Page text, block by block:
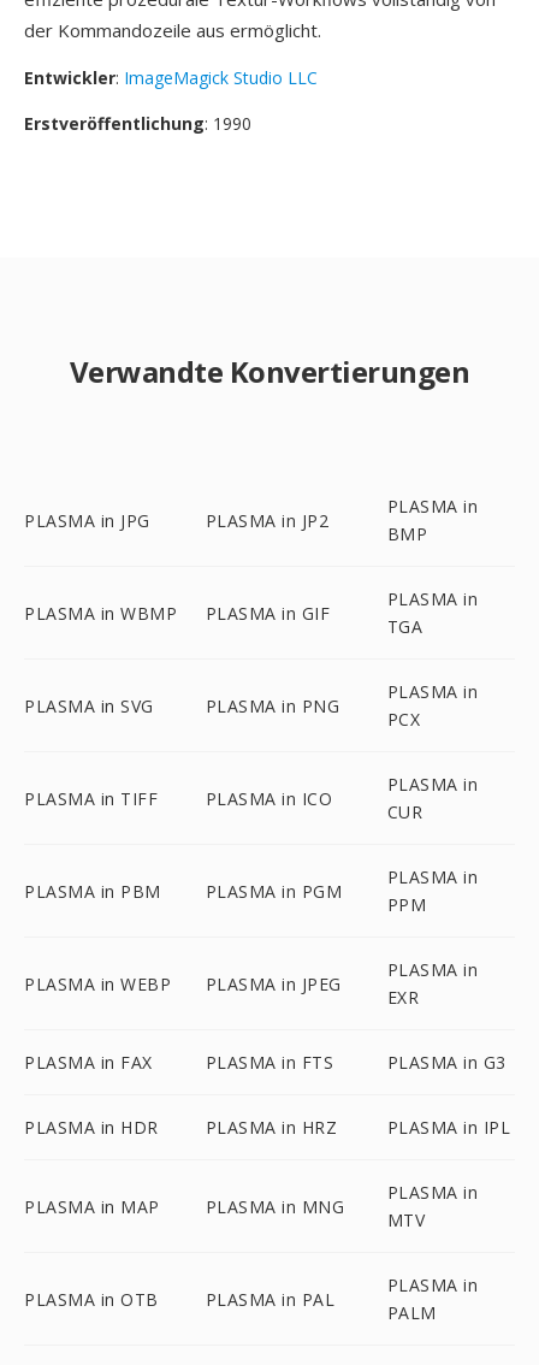
der Kommandozeile aus ermöglicht.
Entwickler: ImageMagick Studio LLC
Erstveröffentlichung: 1990
Verwandte Konvertierungen
PLASMA in JPG PLASMA in JP2
PLASMA in
BMP
PLASMA in WBMP PLASMA in GIF
PLASMA in
TGA
PLASMA in SVG PLASMA in PNG
PLASMA in
PCX
PLASMA in TIFF PLASMA in ICO
PLASMA in
CUR
PLASMA in PBM PLASMA in PGM
PLASMA in
PPM
PLASMA in WEBP PLASMA in JPEG
PLASMA in
EXR
PLASMA in FAX PLASMA in FTS PLASMA in G3
PLASMA in HDR PLASMA in HRZ PLASMA in IPL
PLASMA in MAP PLASMA in MNG
PLASMA in
MTV
PLASMA in OTB PLASMA in PAL
PLASMA in
PALM